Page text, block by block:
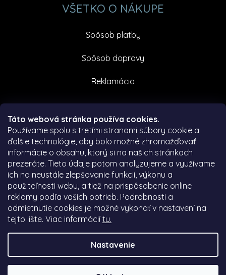
Táto webová stránka používa cookies.
Používame spolu s tretími stranami súbory cookie a
ďalšie technológie, aby bolo možné zhromažďovať
informácie o obsahu, ktorý si na našich stránkach
prezeráte. Tieto údaje potom analyzujeme a využívame
ich na neustále zlepšovanie funkcií, výkonu a
použiteľnosti webu, a tiež na prispôsobenie online
reklamy podľa vašich potrieb. Podrobnosti a
odmietnutie cookies je možné vykonať v nastavení na
tejto lište. Viac informácií tu.
Nastavenie
VŠETKO O NÁKUPE
Spôsob platby
Spôsob dopravy
Reklamácia
Vytvořil Shoptet |Nakódoval eshopGuru